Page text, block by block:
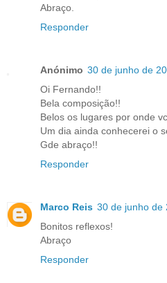
Abraço.
Responder
Anónimo 30 de junho de
Oi Fernando!!
Bela composição!!
Belos os lugares por onde
Um dia ainda conhecerei o
Gde abraço!!
Responder
Marco Reis 30 de junho de
Bonitos reflexos!
Abraço
Responder